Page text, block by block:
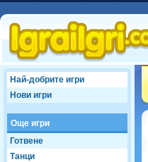
Най-добрите игри
Нови игри
Още игри
Готвене
Танци